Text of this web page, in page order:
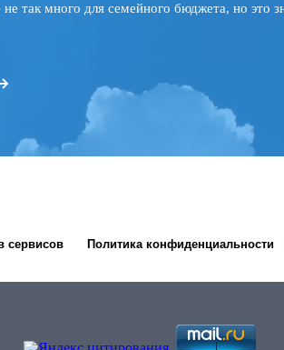
так много для семейного бюджета, но это
сервисов Политика конфиденциальности